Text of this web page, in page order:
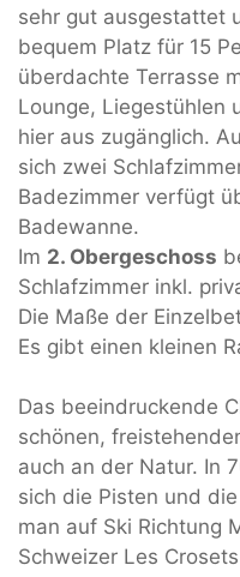
sehr gut ausgestattet
bequem Platz für 15
überdachte Terrasse
Lounge, Liegestühlen
hier aus zugänglich.
sich zwei
Badezimmer verfügt
Badewanne.
Im 2. Obergeschoss
Schlafzimmer inkl.
Die Maße der
Es gibt einen kleinen
Das beeindruckende
schönen,
auch an der Natur. In
sich die Pisten und
man auf Ski Richtung
Schweizer Les